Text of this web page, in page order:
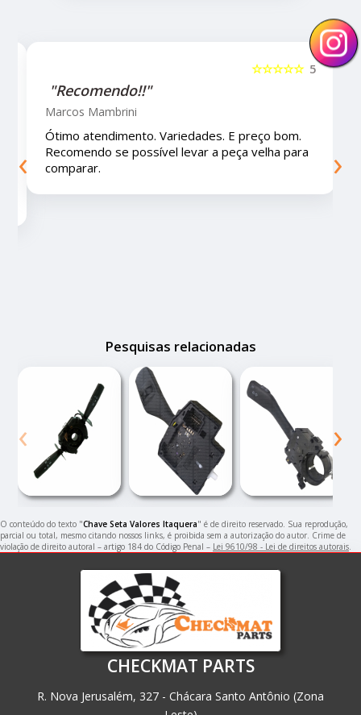
5
☆☆☆☆☆
"Recomendo!!!"
Letícia Brito
Ótimo lugar, vendedores super atenciosos e
educados e preços muito bons!
‹ ›
Pesquisas relacionadas
‹ ›
O conteúdo do texto "Chave Seta Valores Itaquera" é de direito reservado. Sua reprodução,
parcial ou total, mesmo citando nossos links, é proibida sem a autorização do autor. Crime de
violação de direito autoral – artigo 184 do Código Penal – Lei 9610/98 - Lei de direitos autorais
CHECKMAT PARTS
R. Nova Jerusalém, 327 - Chácara Santo Antônio (Zona